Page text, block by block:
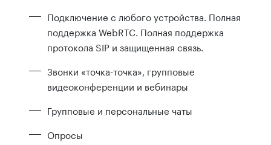
Подключение с любого устройства. Полная
поддержка WebRTC. Полная поддержка
протокола SIP и защищенная связь.
Звонки «точка-точка», групповые
видеоконференции и вебинары
Групповые и персональные чаты
Опросы